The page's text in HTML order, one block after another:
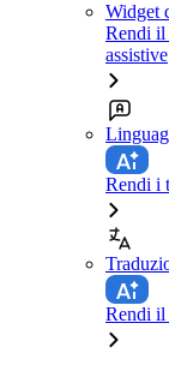
Widget
Rendi il
assistive
Rendi i
Rendi il